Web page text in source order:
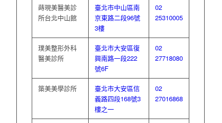
蒔現美醫美診
所台北中山館
臺北市中山區南
京東路二段96號
3樓
02
25310005
璞美整形外科
醫美診所
臺北市大安區復
興南路一段222
號6F
02
27718080
築美美學診所
臺北市大安區信
義路四段168號3
樓之一
02
27016868